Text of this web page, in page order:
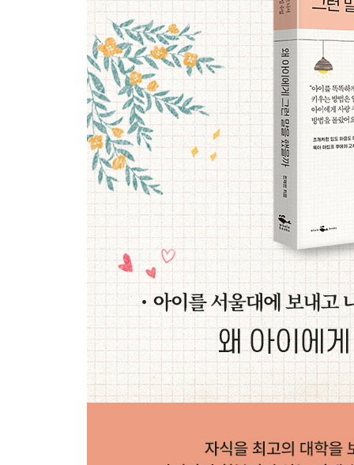
감정을 몰아붙이는 말
“감히 어디서 화를 내니?”
감정은 인정하고 행동은 금지해주세요
제약하는 말
“소리치지 마, 울지 마, 그만해”
허용에 익숙한 아이로 키우세요
CHAPTER 3
아이가 무례하다고 착각했습니다
호전적으로 만드는 말
“넌 예의도 몰라? 부모가 우스워?”
존중받는 경험을 선물해주세요
대화 단절을 만드는 말
“그러지 말았어야 해”
편안한 질문을 해주세요
강제로 입을 여는 말
스스로 말할 때까지 기다려주세요